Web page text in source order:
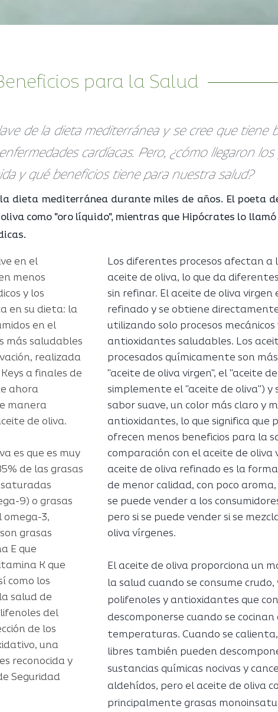
para la Salud
de la dieta mediterránea y se cree que tiene
cardíacas. Pero, ¿cómo llegaron
y qué beneficios tiene para nuestra salud?
dieta mediterránea durante miles de años. El poeta
como "oro líquido", mientras que Hipócrates lo
en el
menos
y los
en su dieta: la
en el
más saludables
realizada
a finales de
ahora
manera
de oliva.
es que es muy
de las grasas
9) o grasas
3,
grasas
E que
K que
como los
salud de
del
de los
una
reconocida y
Seguridad
Los diferentes procesos afectan a
aceite de oliva, lo que da
sin refinar. El aceite de oliva
refinado y se obtiene
utilizando solo procesos
antioxidantes saludables. Los
procesados químicamente son
"aceite de oliva virgen", el "aceite
simplemente el "aceite de oliva") y
sabor suave, un color más claro y
antioxidantes, lo que significa que
ofrecen menos beneficios para la
comparación con el aceite de oliva
aceite de oliva refinado es la
de menor calidad, con poco
se puede vender a los
pero si se puede vender si se
oliva vírgenes.
El aceite de oliva proporciona un
la salud cuando se consume crudo,
polifenoles y antioxidantes que
descomponerse cuando se
temperaturas. Cuando se
libres también pueden
sustancias químicas nocivas y
aldehídos, pero el aceite de oliva
principalmente grasas